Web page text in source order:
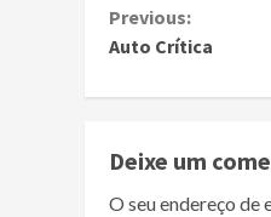
Continue
Previous:
Auto Crítica
Deixe um
O seu endereço de